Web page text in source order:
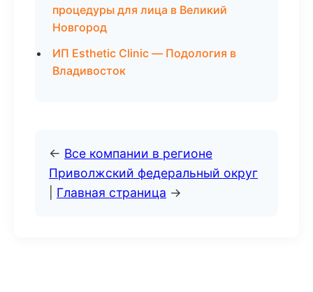
процедуры для лица в Великий
Новгород
ИП Esthetic Clinic — Подология в
Владивосток
← Все компании в регионе
Приволжский федеральный округ
Главная страница →